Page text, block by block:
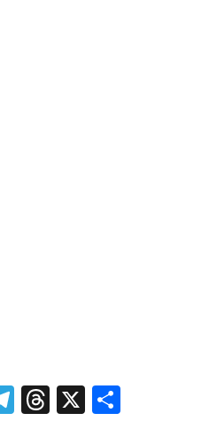
Telegram
Threads
X